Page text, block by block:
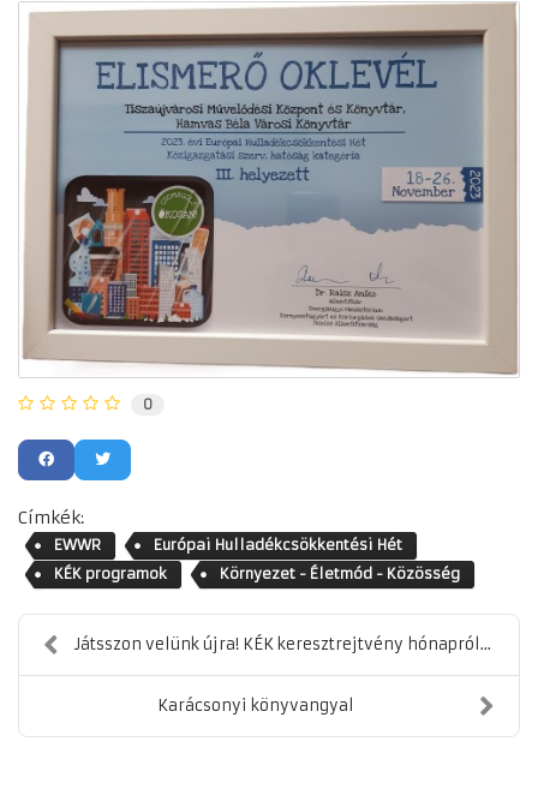
0
Címkék:
EWWR
Európai Hulladékcsökkentési Hét
KÉK programok
Környezet - Életmód - Közösség
Játsszon velünk újra! KÉK keresztrejtvény hónapról...
Karácsonyi könyvangyal